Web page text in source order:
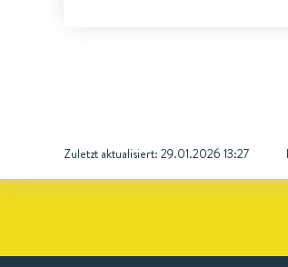
Zuletzt aktualisiert: 29.01.2026 13:27